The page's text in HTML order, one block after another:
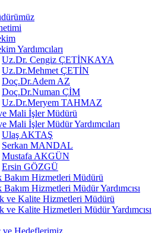
Yardımcıları
Uz.Dr. Cengiz ÇETİNKAYA
Uz.Dr.Mehmet ÇETİN
Doç.Dr.Adem AZ
Doç.Dr.Numan ÇİM
Uz.Dr.Meryem TAHMAZ
Mali İşler Müdürü
Mali İşler Müdür Yardımcıları
Ulaş AKTAŞ
Serkan MANDAL
Mustafa AKGÜN
Ersin GÖZGÜ
Bakım Hizmetleri Müdürü
Bakım Hizmetleri Müdür Yardımcısı
ve Kalite Hizmetleri Müdürü
ve Kalite Hizmetleri Müdür Yardımcısı
ve Hedeflerimiz